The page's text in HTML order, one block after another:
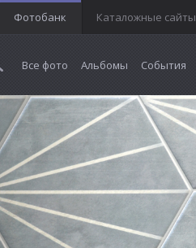
Фотобанк Каталожные сайты
Все фото Альбомы События